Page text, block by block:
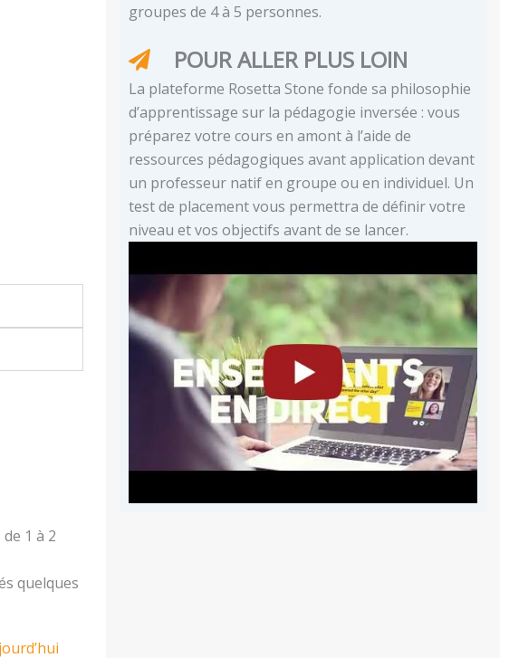
1 à 2
quelques
groupes de 4 à 5 personnes.
POUR ALLER PLUS LOIN
La plateforme Rosetta Stone fonde sa philosophie
d’apprentissage sur la pédagogie inversée : vous
préparez votre cours en amont à l’aide de
ressources pédagogiques avant application devant
un professeur natif en groupe ou en individuel. Un
test de placement vous permettra de définir votre
niveau et vos objectifs avant de se lancer.